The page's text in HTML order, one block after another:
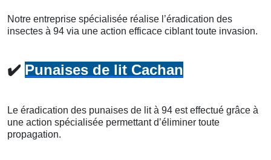
Notre entreprise spécialisée réalise l’éradication des
insectes à 94 via une action efficace ciblant toute invasion.
✔️ Punaises de lit Cachan
Le éradication des punaises de lit à 94 est effectué grâce à
une action spécialisée permettant d’éliminer toute
propagation.